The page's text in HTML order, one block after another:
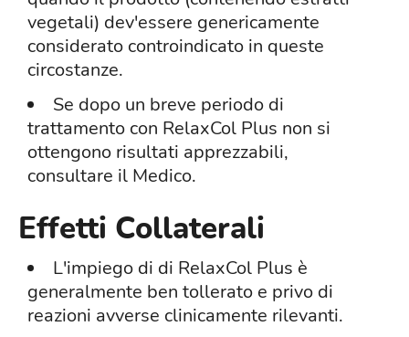
vegetali) dev'essere genericamente
considerato controindicato in queste
circostanze.
Se dopo un breve periodo di
trattamento con RelaxCol Plus non si
ottengono risultati apprezzabili,
consultare il Medico.
Effetti Collaterali
L'impiego di di RelaxCol Plus è
generalmente ben tollerato e privo di
reazioni avverse clinicamente rilevanti.